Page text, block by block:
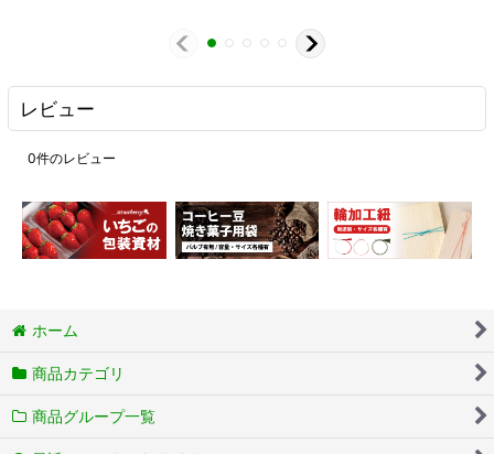
レビュー
0件のレビュー
ホーム
商品カテゴリ
商品グループ一覧